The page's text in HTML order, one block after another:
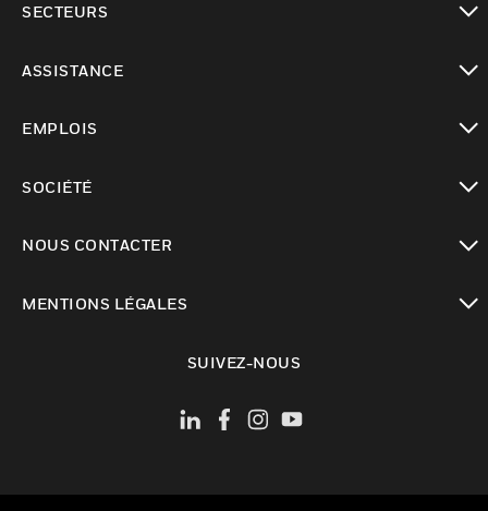
SECTEURS
ASSISTANCE
EMPLOIS
SOCIÉTÉ
NOUS CONTACTER
MENTIONS LÉGALES
SUIVEZ-NOUS